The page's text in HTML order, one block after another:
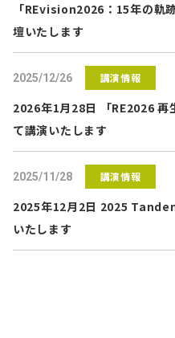
「REvision2026：15年の軌
壇いたします
2025/12/26 講演情報
2026年1月28日 「RE2026 再
て講演いたします
2025/11/28 講演情報
2025年12月2日 2025
いたします